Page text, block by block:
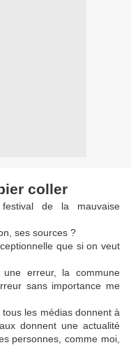
coller
de la mauvaise
ses sources ?
que si on veut
erreur, la commune
sans importance me
les médias donnent à
donnent une actualité
personnes, comme moi,